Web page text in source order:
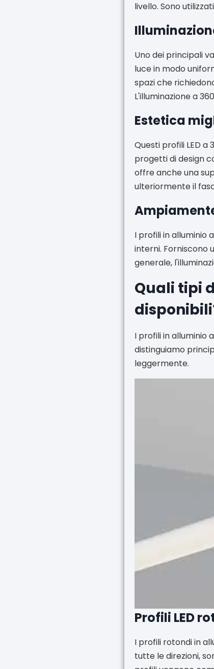
livello. Sono
Uno dei principali
luce in modo
spazi che
L'illuminazione a
Estetica
Questi profili LED
progetti di design
offre anche una
ulteriormente il
I profili in alluminio
interni. Forniscono
generale,
Quali tipi
I profili in alluminio
distinguiamo
leggermente.
Profili LED
I profili rotondi in
tutte le direzioni,